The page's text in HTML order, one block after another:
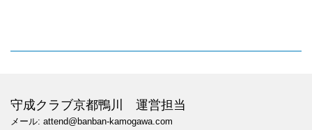
守成クラブ京都鴨川 運営担当
メール: attend@banban-kamogawa.com